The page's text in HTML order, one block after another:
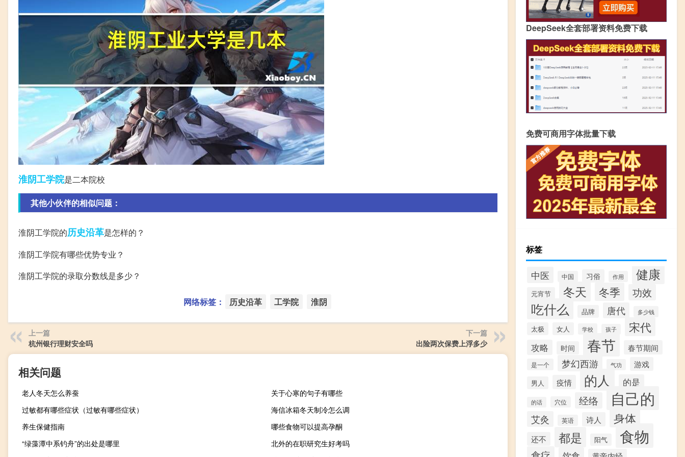
淮阴工学院是二本院校
其他小伙伴的相似问题：
淮阴工学院的历史沿革是怎样的？
淮阴工学院有哪些优势专业？
淮阴工学院的录取分数线是多少？
网络标签： 历史沿革 工学院 淮阴
上一篇
杭州银行理财安全吗
下一篇
出险两次保费上浮多少
相关问题
老人冬天怎么养蚕
关于心寒的句子有哪些
过敏都有哪些症状（过敏有哪些症状）
海信冰箱冬天制冷怎么调
养生保健指南
哪些食物可以提高孕酮
“绿藻潭中系钓舟”的出处是哪里
北外的在职研究生好考吗
DeepSeek全套部署资料免费下载
免费可商用字体批量下载
标签
中医 中国 习俗 作用 健康
元宵节 冬天 冬季 功效
吃什么 品牌 唐代 多少钱
太极 女人 学校 孩子 宋代
攻略 时间 春节 春节期间
是一个 梦幻西游 气功 游戏
男人 疫情 的人 的是
的话 穴位 经络 自己的
艾灸 英语 诗人 身体
还不 都是 阳气 食物